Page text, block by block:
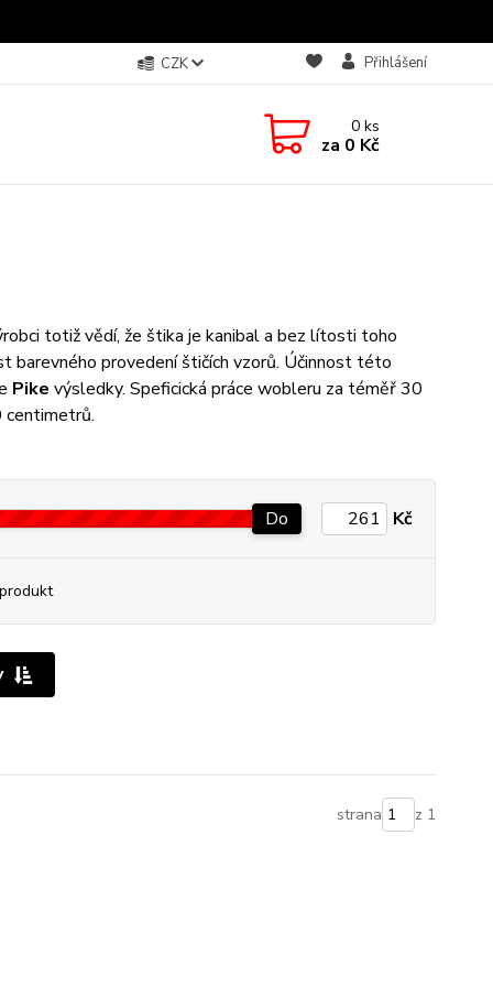
CZK Přihlášení
0ks
za 0 Kč
totiž vědí, že štika je kanibal a bez lítosti toho
barevného provedení štičích vzorů. Účinnost této
Pike výsledky. Speficická práce wobleru za téměř 30
centimetrů.
Do Kč
strana z 1